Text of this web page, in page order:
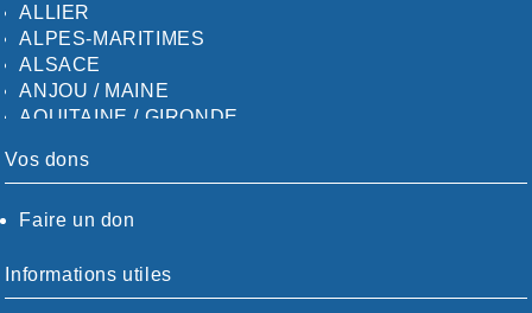
ALLIER
ALPES-MARITIMES
ALSACE
ANJOU / MAINE
AQUITAINE / GIRONDE
AUDE
CALVADOS-ORNE
CHARENTE-MARITIME
CÖTE-D'OR
Vos dons
Faire un don
Informations utiles